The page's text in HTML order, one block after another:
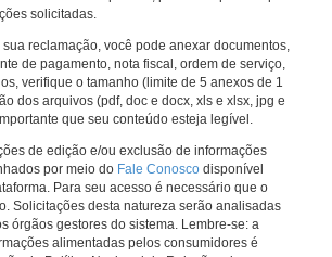
solicitadas.
sua reclamação, você pode anexar documentos,
de pagamento, nota fiscal, ordem de serviço,
verifique o tamanho (limite de 5 anexos de 1
dos arquivos (pdf, doc e docx, xls e xlsx, jpg e
que seu conteúdo esteja legível.
de edição e/ou exclusão de informações
por meio do Fale Conosco disponível
Para seu acesso é necessário que o
Solicitações desta natureza serão analisadas
órgãos gestores do sistema. Lembre-se: a
alimentadas pelos consumidores é